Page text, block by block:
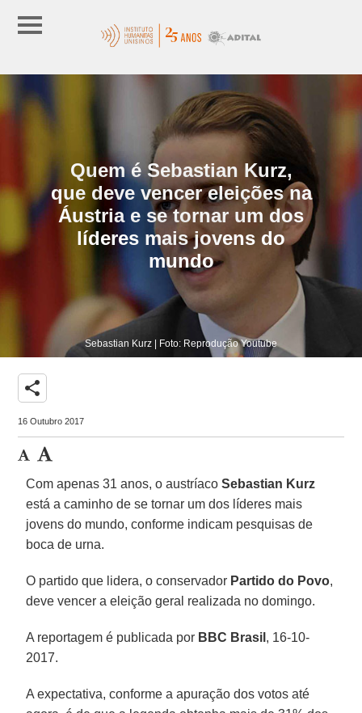
Quem é Sebastian Kurz,
que deve vencer eleições na
Áustria e se tornar um dos
líderes mais jovens do
mundo
Sebastian Kurz | Foto: Reprodução Youtube
share
16 Outubro 2017
Com apenas 31 anos, o austríacoSebastian Kurz
está a caminho de se tornar um dos líderes mais
jovens do mundo, conforme indicam pesquisas de
boca de urna.
O partido que lidera, o conservador Partido do Povo,
deve vencer a eleição geral realizada no domingo.
A reportagem é publicada por BBC Brasil , 16-10-
2017.
A expectativa, conforme a apuração dos votos até